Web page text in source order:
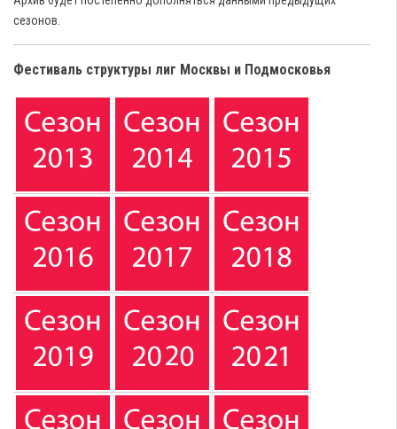
сезонов.
Фестиваль структуры лиг Москвы и Подмосковья